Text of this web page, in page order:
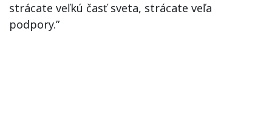
strácate veľkú časť sveta, strácate veľa
podpory.”